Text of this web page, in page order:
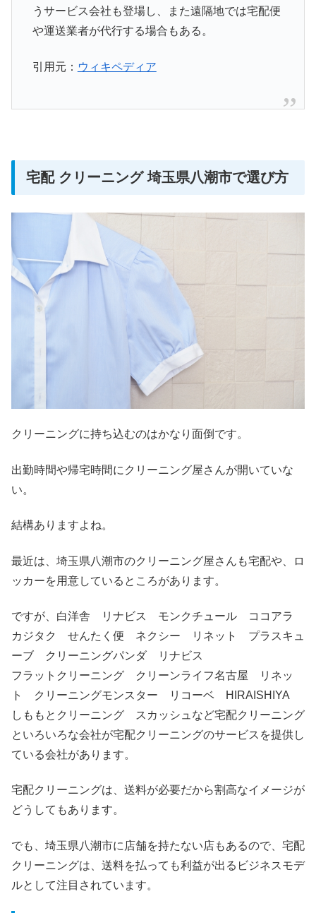
うサービス会社も登場し、また遠隔地では宅配便
や運送業者が代行する場合もある。
引用元： ウィキペディア
宅配 クリーニング 埼玉県八潮市で選び方
クリーニングに持ち込むのはかなり面倒です。
出勤時間や帰宅時間にクリーニング屋さんが開いていな
い。
結構ありますよね。
最近は、埼玉県八潮市のクリーニング屋さんも宅配や、ロ
ッカーを用意しているところがあります。
ですが、白洋舎 リナビス モンクチュール ココアラ
カジタク せんたく便 ネクシー リネット プラスキュ
ーブ クリーニングパンダ リナビス
フラットクリーニング クリーンライフ名古屋 リネッ
ト クリーニングモンスター リコーベ HIRAISHIYA
しももとクリーニング スカッシュなど宅配クリーニング
といろいろな会社が宅配クリーニングのサービスを提供し
ている会社があります。
宅配クリーニングは、送料が必要だから割高なイメージが
どうしてもあります。
でも、埼玉県八潮市に店舗を持たない店もあるので、宅配
クリーニングは、送料を払っても利益が出るビジネスモデ
ルとして注目されています。